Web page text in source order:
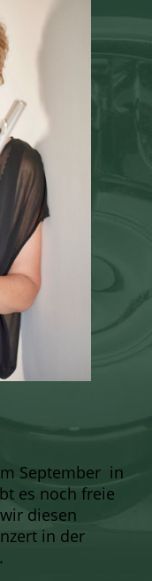
September in
es noch freie
diesen
in der